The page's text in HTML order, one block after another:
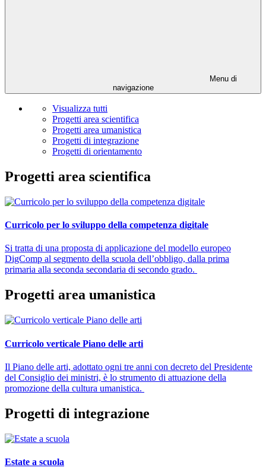
Menu di
navigazione
Visualizza tutti
Progetti area scientifica
Progetti area umanistica
Progetti di integrazione
Progetti di orientamento
Progetti area scientifica
Curricolo per lo sviluppo della competenza digitale
Si tratta di una proposta di applicazione del modello europeo
DigComp al segmento della scuola dell’obbligo, dalla prima
primaria alla seconda secondaria di secondo grado.
Progetti area umanistica
Curricolo verticale Piano delle arti
Il Piano delle arti, adottato ogni tre anni con decreto del Presidente
del Consiglio dei ministri, è lo strumento di attuazione della
promozione della cultura umanistica.
Progetti di integrazione
Estate a scuola